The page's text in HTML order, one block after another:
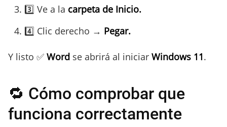
3️⃣ Ve a la carpeta de Inicio.
4️⃣ Clic derecho → Pegar.
Y listo ✅ Word se abrirá al iniciar Windows 11.
🔁 Cómo comprobar que
funciona correctamente